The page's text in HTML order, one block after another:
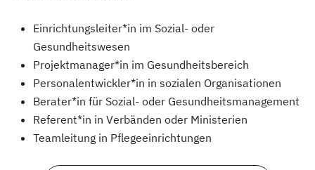
Einrichtungsleiter*in im Sozial- oder
Gesundheitswesen
Projektmanager*in im Gesundheitsbereich
Personalentwickler*in in sozialen Organisationen
Berater*in für Sozial- oder Gesundheitsmanagement
Referent*in in Verbänden oder Ministerien
Teamleitung in Pflegeeinrichtungen